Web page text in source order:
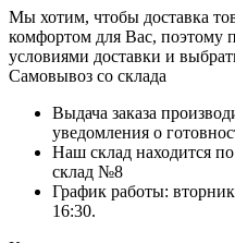
Мы хотим, чтобы доставка
комфортом для Вас, поэтому
условиями доставки и
Самовывоз со склада
Выдача заказа
уведомления о
Наш склад находится
склад №8
График работы:
16:30.